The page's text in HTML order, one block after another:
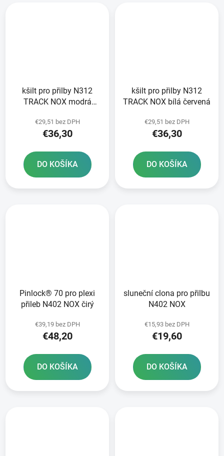
kšilt pro přilby N312
TRACK NOX modrá
€29,51 bez DPH
€36,30
DO KOŠÍKA
kšilt pro přilby N312
TRACK NOX bílá červená
€29,51 bez DPH
€36,30
DO KOŠÍKA
Pinlock® 70 pro plexi
přileb N402 NOX čirý
€39,19 bez DPH
€48,20
DO KOŠÍKA
sluneční clona pro přilbu
N402 NOX
€15,93 bez DPH
€19,60
DO KOŠÍKA